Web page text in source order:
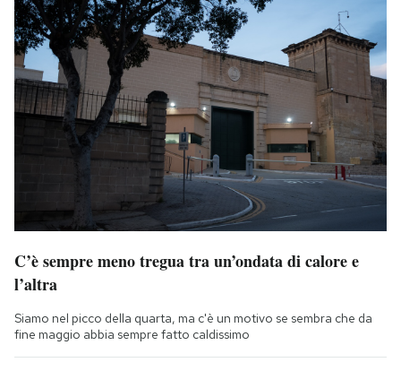
C’è sempre meno tregua tra un’ondata di calore e
l’altra
Siamo nel picco della quarta, ma c'è un motivo se sembra che da
fine maggio abbia sempre fatto caldissimo